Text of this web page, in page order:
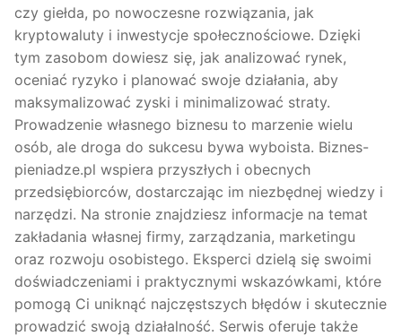
czy giełda, po nowoczesne rozwiązania, jak
kryptowaluty i inwestycje społecznościowe. Dzięki
tym zasobom dowiesz się, jak analizować rynek,
oceniać ryzyko i planować swoje działania, aby
maksymalizować zyski i minimalizować straty.
Prowadzenie własnego biznesu to marzenie wielu
osób, ale droga do sukcesu bywa wyboista. Biznes-
pieniadze.pl wspiera przyszłych i obecnych
przedsiębiorców, dostarczając im niezbędnej wiedzy i
narzędzi. Na stronie znajdziesz informacje na temat
zakładania własnej firmy, zarządzania, marketingu
oraz rozwoju osobistego. Eksperci dzielą się swoimi
doświadczeniami i praktycznymi wskazówkami, które
pomogą Ci uniknąć najczęstszych błędów i skutecznie
prowadzić swoją działalność. Serwis oferuje także